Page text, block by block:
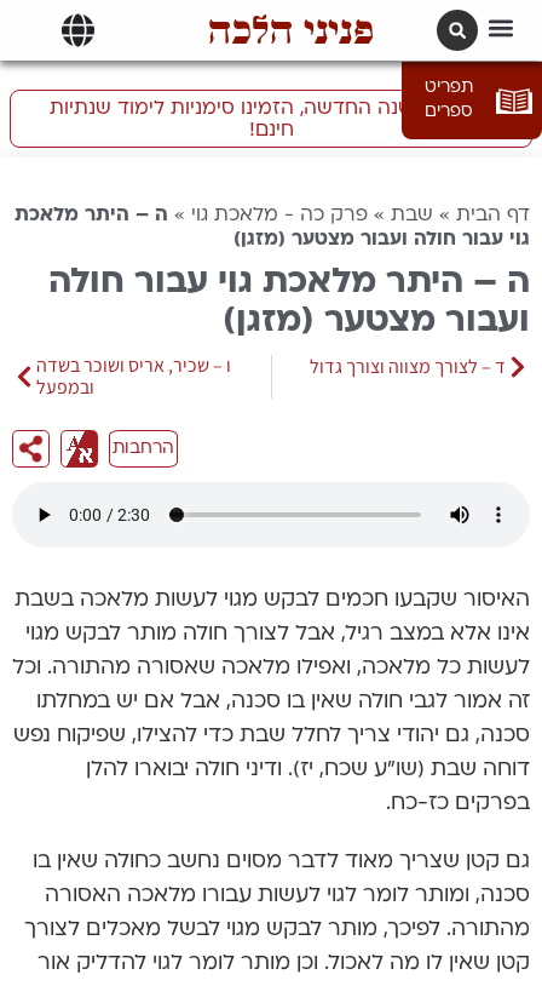
פניני הלכה
תפריט
ספרים
התכוננו לשנה החדשה, הזמינו סימניות לימוד שנתיות
חינם!
דף הבית » שבת » פרק כה - מלאכת גוי » ה – היתר מלאכת
גוי עבור חולה ועבור מצטער (מזגן)
ה – היתר מלאכת גוי עבור חולה
ועבור מצטער (מזגן)
ד – לצורך מצווה וצורך גדול
ו – שכיר, אריס ושוכר בשדה
ובמפעל
הרחבות
האיסור שקבעו חכמים לבקש מגוי לעשות מלאכה בשבת
אינו אלא במצב רגיל, אבל לצורך חולה מותר לבקש מגוי
לעשות כל מלאכה, ואפילו מלאכה שאסורה מהתורה. וכל
זה אמור לגבי חולה שאין בו סכנה, אבל אם יש במחלתו
סכנה, גם יהודי צריך לחלל שבת כדי להצילו, שפיקוח נפש
דוחה שבת (שו”ע שכח, יז). ודיני חולה יבוארו להלן
בפרקים כז-כח.
גם קטן שצריך מאוד לדבר מסוים נחשב כחולה שאין בו
סכנה, ומותר לומר לגוי לעשות עבורו מלאכה האסורה
מהתורה. לפיכך, מותר לבקש מגוי לבשל מאכלים לצורך
קטן שאין לו מה לאכול. וכן מותר לומר לגוי להדליק אור